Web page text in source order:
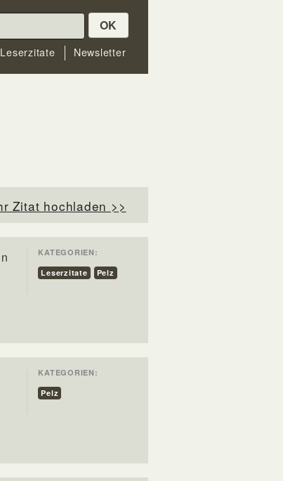
OK
Leserzitate Newsletter
Zitat hochladen >>
KATEGORIEN:
Leserzitate
Pelz
KATEGORIEN:
Pelz